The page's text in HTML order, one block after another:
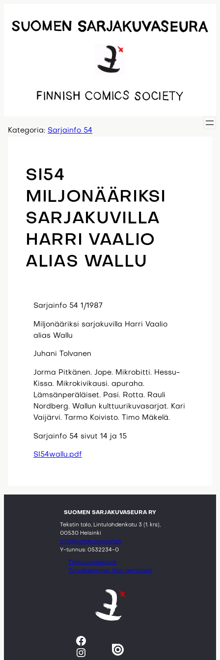
sisältöön
Kategoria: Sarjainfo 54
SI54
MILJONÄÄRIKSI
SARJAKUVILLA
HARRI VAALIO
ALIAS WALLU
Sarjainfo 54 1/1987
Miljonääriksi sarjakuvilla Harri Vaalio
alias Wallu
Juhani Tolvanen
Jorma Pitkänen. Jope. Mikrobitti. Hessu-
Kissa. Mikrokivikausi. apuraha.
Lämsänperäläiset. Pasi. Rotta. Rauli
Nordberg. Wallun kulttuurikuvasarjat. Kari
Vaijärvi. Tarmo Koivisto. Timo Mäkelä.
Sarjainfo 54 sivut 14 ja 15
SI54wallu.pdf
SUOMEN SARJAKUVASEURA RY
Tekstin talo, Lintulahdenkatu 3 (1. krs),
00530 Helsinki
info@sarjakuvaseura.fi
Y-tunnus: 0532234-0
Tietosuojaseloste
Turvallisemman tilan periatteet
Facebook
Instagram